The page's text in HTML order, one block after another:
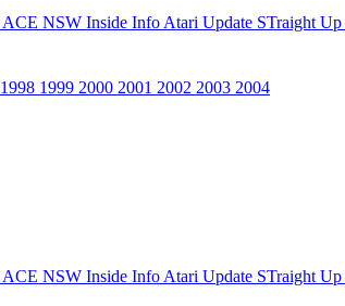
ACE NSW Inside Info Atari Update STraight Up
1998 1999 2000 2001 2002 2003 2004
ACE NSW Inside Info Atari Update STraight Up